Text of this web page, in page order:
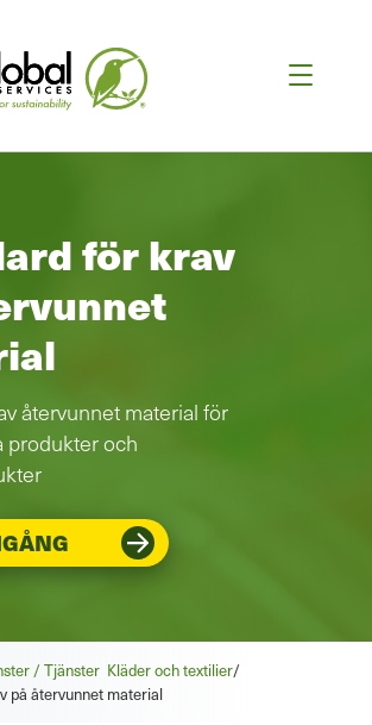
för krav
återvunnet material för
produkter och
/ Tjänster Kläder och textilier/
på återvunnet material